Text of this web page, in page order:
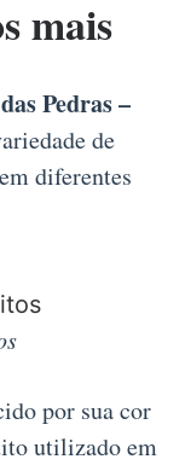
mais
Pedras –
de
diferentes
por sua cor
utilizado em